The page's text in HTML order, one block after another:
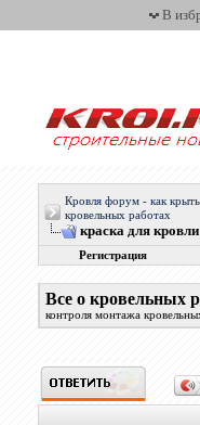
В
Кровля форум - как
кровельных работах
краска для
Регистрация
Все о кровельных
контроля монтажа